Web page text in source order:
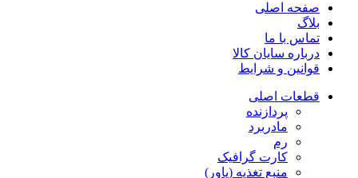
صفحه اصلی
بلاگ
تماس با ما
درباره سایان کالا
قوانین و شرایط
قطعات اصلی
پردازنده
مادربرد
رم
کارت گرافیک
منبع تغذیه (پاور)